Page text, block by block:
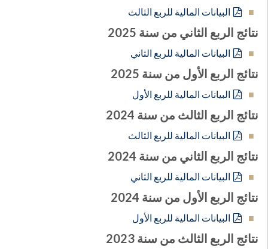
البيانات المالية للربع الثالث
نتائج الربع الثاني من سنة 2025
البيانات المالية للربع الثاني
نتائج الربع الأول من سنة 2025
البيانات المالية للربع الأول
نتائج الربع الثالث من سنة 2024
البيانات المالية للربع الثالث
نتائج الربع الثاني من سنة 2024
البيانات المالية للربع الثاني
نتائج الربع الأول من سنة 2024
البيانات المالية للربع الأول
نتائج الربع الثالث من سنة 2023